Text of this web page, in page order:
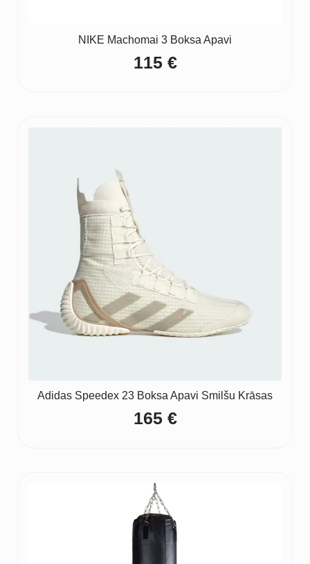
NIKE Machomai 3 Boksa Apavi
115 €
Adidas Speedex 23 Boksa Apavi Smilšu Krāsas
165 €